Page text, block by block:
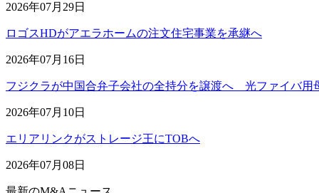
2026年07月29日
ロゴスHDがアエラホームの注文住宅事業を承継へ
2026年07月16日
フジクラが中国合弁子会社の全持分を譲渡へ 光ファイバ
2026年07月10日
エリアリンクがストレージ王にTOBへ
2026年07月08日